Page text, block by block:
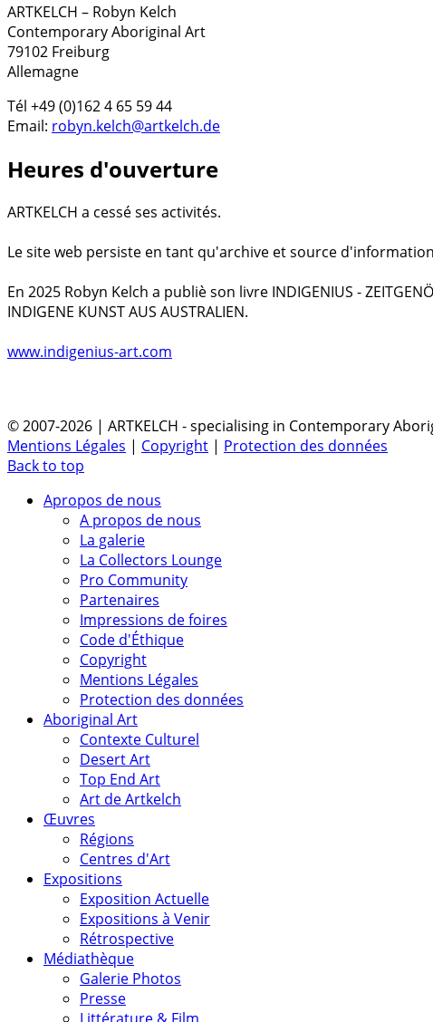
ARTKELCH – Robyn Kelch
Contemporary Aboriginal Art
79102 Freiburg
Allemagne
Tél +49 (0)162 4 65 59 44
Email: robyn.kelch@artkelch.de
Heures d'ouverture
ARTKELCH a cessé ses activités.
Le site web persiste en tant qu'archive et source
En 2025 Robyn Kelch a publiè son livre INDIGENIUS -
INDIGENE KUNST AUS AUSTRALIEN.
www.indigenius-art.com
© 2007-2026 | ARTKELCH - specialising in Contemporary
Mentions Légales | Copyright | Protection des données
Back to top
Apropos de nous
A propos de nous
La galerie
La Collectors Lounge
Pro Community
Partenaires
Impressions de foires
Code d'Éthique
Copyright
Mentions Légales
Protection des données
Aboriginal Art
Contexte Culturel
Desert Art
Top End Art
Art de Artkelch
Œuvres
Régions
Centres d'Art
Expositions
Exposition Actuelle
Expositions à Venir
Rétrospective
Médiathèque
Galerie Photos
Presse
Littérature & Film